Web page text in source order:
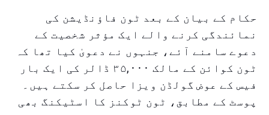
حکام کے بیان کے بعد ٹون فاؤنڈیشن کی
نمائندگی کرنے والے ایک مؤثر شخصیت کے
دعوے سامنے آئے، جنہوں نے دعویٰ کیا تھا کہ
ٹون کوائن کے مالک ۳۵,۰۰۰ ڈالر کی ایک بار
فیس کے عوض گولڈن ویزا حاصل کر سکتے ہیں۔
پوسٹ کے مطابق، ٹون ٹوکنز کا اسٹیکنگ بھی